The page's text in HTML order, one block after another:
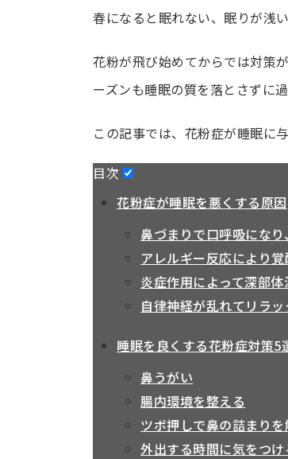
春になると眠れない、眠りが浅
花粉が飛び始めてからでは対策
ーズンも睡眠の質を落とさずに
この記事では、花粉症が睡眠に
目次
花粉症が睡眠を悪くする原因
鼻づまりで口呼吸にな
アレルギー反応により
炎症作用によって深部
自律神経が乱れてリラ
睡眠を良くする花粉症対策5
鼻うがい
腸内環境を整える
ツボ押しで鼻の詰まりを
外出する時間に気をつけ